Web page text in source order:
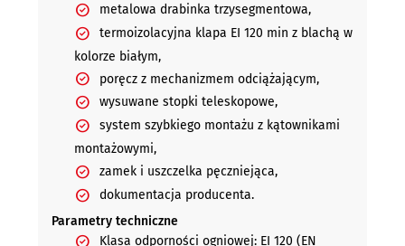
metalowa drabinka trzysegmentowa,
termoizolacyjna klapa EI 120 min z blachą w
kolorze białym,
poręcz z mechanizmem odciążającym,
wysuwane stopki teleskopowe,
system szybkiego montażu z kątownikami
montażowymi,
zamek i uszczelka pęczniejąca,
dokumentacja producenta.
Parametry techniczne
Klasa odporności ogniowej: EI 120 (EN